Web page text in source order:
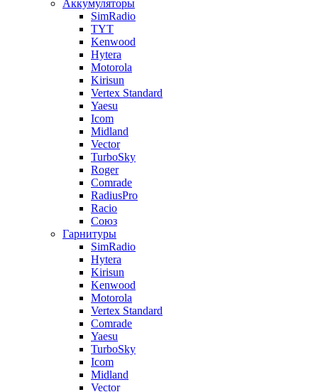
Аккумуляторы
SimRadio
TYT
Kenwood
Hytera
Motorola
Kirisun
Vertex Standard
Yaesu
Icom
Midland
Vector
TurboSky
Roger
Comrade
RadiusPro
Racio
Союз
Гарнитуры
SimRadio
Hytera
Kirisun
Kenwood
Motorola
Vertex Standard
Comrade
Yaesu
TurboSky
Icom
Midland
Vector